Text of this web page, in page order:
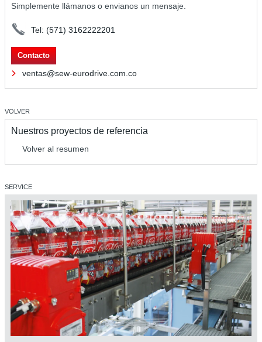
Simplemente llámanos o envianos un mensaje.
Tel: (571) 3162222201
Contacto
ventas@sew-eurodrive.com.co
VOLVER
Nuestros proyectos de referencia
Volver al resumen
SERVICE